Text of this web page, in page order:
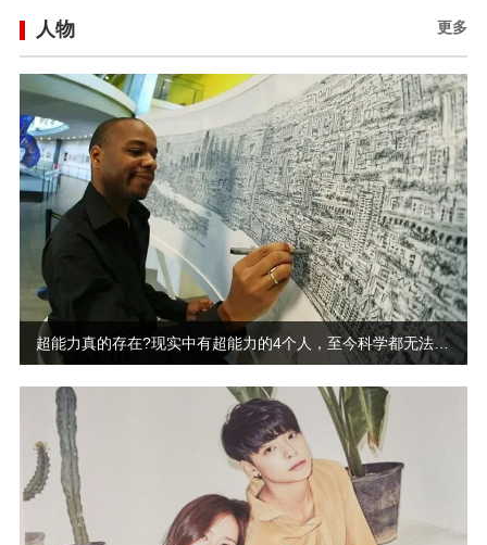
更多
人物
超能力真的存在?现实中有超能力的4个人，至今科学都无法解释